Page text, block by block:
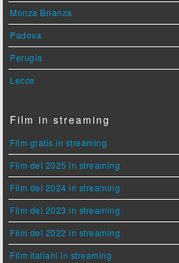
Monza Brianza
Padova
Perugia
Lecce
Film in streaming
Film gratis in streaming
Film del 2025 in streaming
Film del 2024 in streaming
Film del 2023 in streaming
Film del 2022 in streaming
Film italiani in streaming